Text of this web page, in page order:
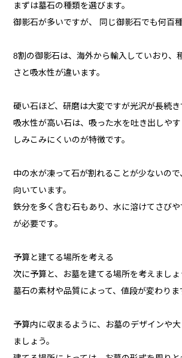
まずは墓石の種類を選びます。
御影石が多いですが、 同じ御影石でも何百
8割の御影石は、海外から輸入していおり、
さと吸水性が違います。
硬い石ほど、研磨は大変ですが光沢が長続き
吸水性が高い石は、吸った水を吐き出しや
しみこみにくいのが特徴です。
中の水が凍って石が割れることが少ないの
向いています。
鉄分を多く含む石もあり、水に溶けてさび
が必要です。
予算と建てる場所を考える
次に予算と、お墓を建てる場所を考えましょ
墓石の素材や品質によって、値段が変わりま
予算内に収まるように、お墓のデザインや
ましょう。